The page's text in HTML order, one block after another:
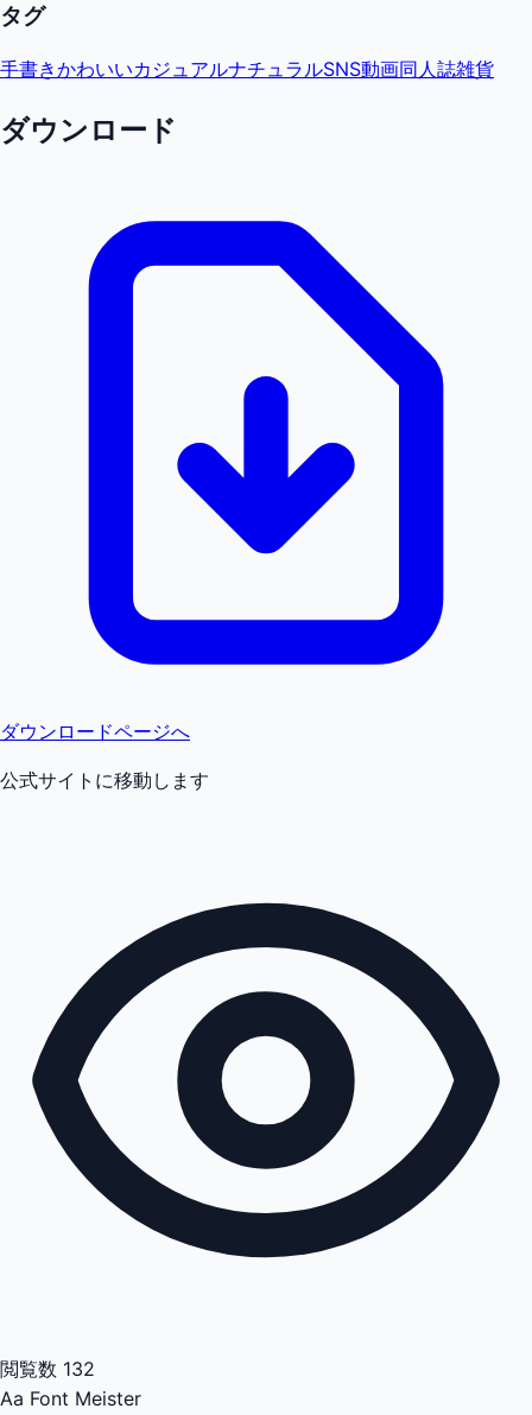
タグ
手書きかわいいカジュアルナチュラルSNS動画同人誌雑貨
ダウンロード
ダウンロードページへ
公式サイトに移動します
閲覧数 132
Aa Font Meister